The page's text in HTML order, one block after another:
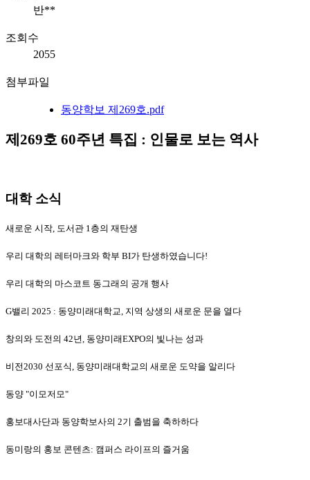
반**
조회수
2055
첨부파일
동양학보 제269호.pdf
제269호 60주년 특집 : 인물로 보는 역사
대학 소식
새로운 시작, 도서관 1층의 재탄생
우리 대학의 레터마크와 학부 BI가 탄생하였습니다!
우리 대학의 마스코트 동그래의 공개 행사
G밸리 2025 : 동양미래대학교, 지역 상생의 새로운 문을 열다
창의와 도전의 42년, 동양미래EXPO의 빛나는 성과
비전2030 선포식, 동양미래대학교의 새로운 도약을 알리다
동양 "이모저모"
홍보대사단과 동양학보사의 2기 출범을 축하하다
동미랑의 홍보 콘텐츠: 캠퍼스 라이프의 즐거움